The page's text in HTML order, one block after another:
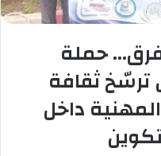
حملة
ثقافة
داخل